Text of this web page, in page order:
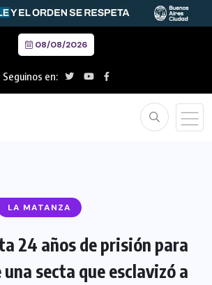
08/08/2026
Seguinos en:
LA MATANZA
24 años de prisión para
secta que esclavizó a